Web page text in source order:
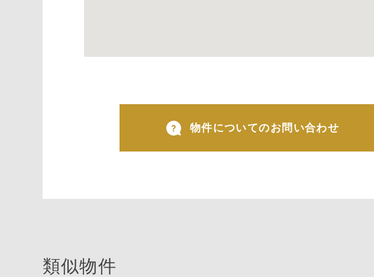
物件についてのお問い合わせ
類似物件